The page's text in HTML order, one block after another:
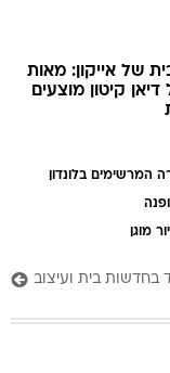
של אייקון: מאות
קיטון מוצעים
המרשימים בלונדון
מוגן
בחדשות בית ועיצוב